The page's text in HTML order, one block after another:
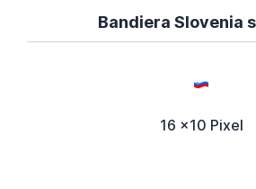
Bandiera Slovenia
16 x10 Pixel